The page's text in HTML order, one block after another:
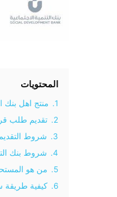
المحتويات
1.
منتج اهل بنك
2.
تقديم طلب
3.
شروط
4.
شروط بنك
5.
من هو
6.
كيفية